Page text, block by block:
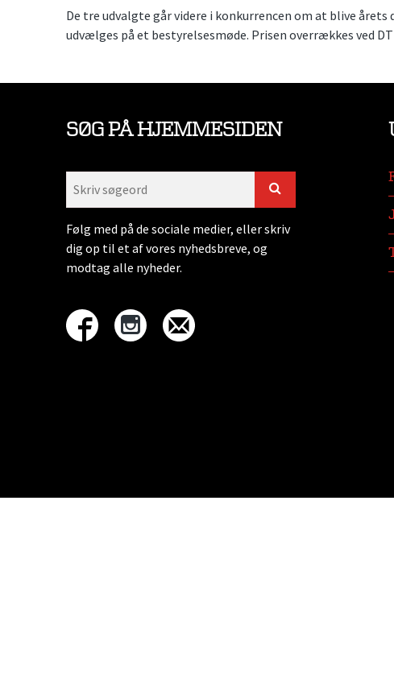
De tre udvalgte går videre i konkurrencen om at blive årets
udvælges på et bestyrelsesmøde. Prisen overrækkes ved
SØG PÅ HJEMMESIDEN
Følg med på de sociale medier, eller skriv
dig op til et af vores nyhedsbreve, og
modtag alle nyheder.